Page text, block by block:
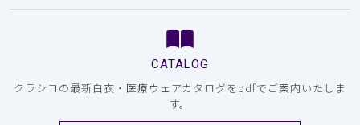
CATALOG
クラシコの最新白衣・医療ウェアカタログをpdfでご案内いたしま
す。